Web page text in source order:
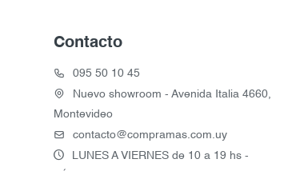
Contacto
095 50 10 45
Nuevo showroom - Avenida Italia 4660,
Montevideo
contacto@compramas.com.uy
LUNES A VIERNES de 10 a 19 hs -